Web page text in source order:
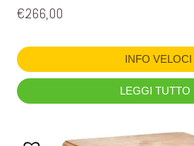
€266,00
INFO VELOCI
LEGGI TUTTO